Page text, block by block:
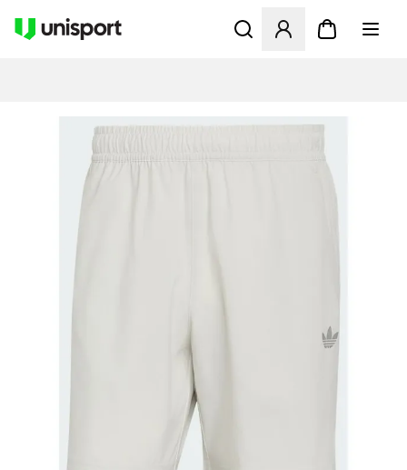
Öppnar en Modal för att